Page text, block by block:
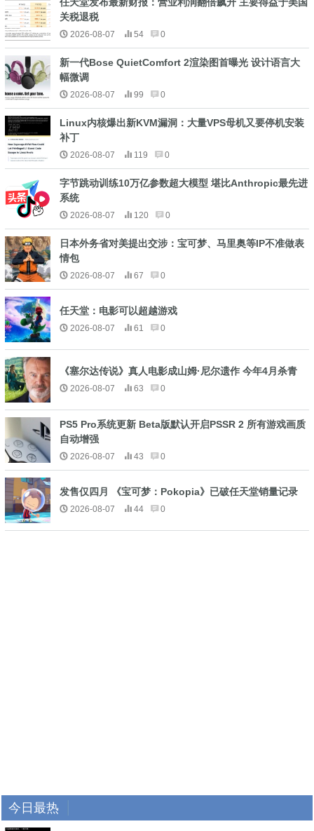
关税退税
2026-08-07 54 0
新一代Bose QuietComfort 2渲染图首曝光 设计语言大
幅微调
2026-08-07 99 0
Linux内核爆出新KVM漏洞：大量VPS母机又要停机安装
补丁
2026-08-07 119 0
字节跳动训练10万亿参数超大模型 堪比Anthropic最先进
系统
2026-08-07 120 0
日本外务省对美提出交涉：宝可梦、马里奥等IP不准做表
情包
2026-08-07 67 0
任天堂：电影可以超越游戏
2026-08-07 61 0
《塞尔达传说》真人电影成山姆·尼尔遗作 今年4月杀青
2026-08-07 63 0
PS5 Pro系统更新 Beta版默认开启PSSR 2 所有游戏画质
自动增强
2026-08-07 43 0
发售仅四月 《宝可梦：Pokopia》已破任天堂销量记录
2026-08-07 44 0
今日最热